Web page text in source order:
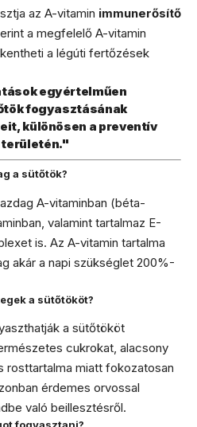
az A-vitamin immunerősítő
a megfelelő A-vitamin
a légúti fertőzések
egyértelműen
fogyasztásának
különösen a preventív
a sütőtök?
A-vitaminban (béta-
valamint tartalmaz E-
is. Az A-vitamin tartalma
akár a napi szükséglet 200%-
a sütőtököt?
a sütőtököt
cukrokat, alacsony
rosttartalma miatt fokozatosan
érdemes orvossal
való beillesztésről.